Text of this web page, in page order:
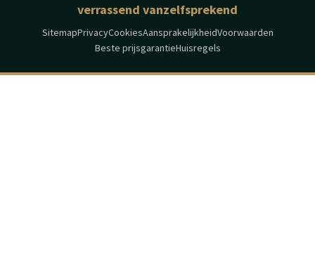
verrassend vanzelfsprekend
SitemapPrivacyCookiesAansprakelijkheidVoorwaarden
Beste prijsgarantieHuisregels